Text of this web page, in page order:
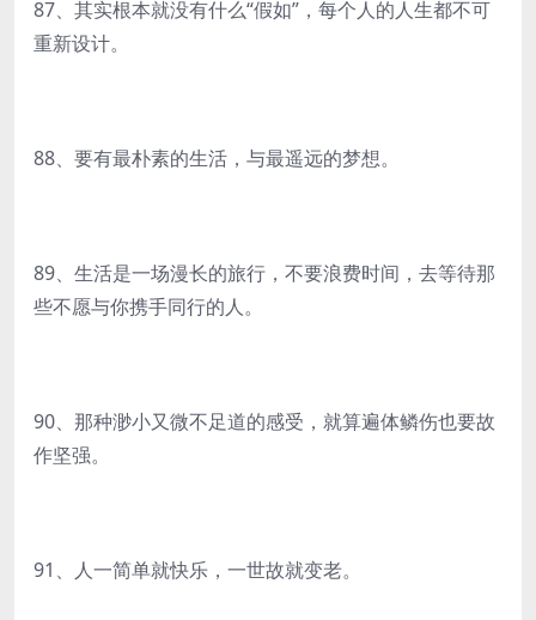
87、其实根本就没有什么“假如”，每个人的人生都不可
重新设计。
88、要有最朴素的生活，与最遥远的梦想。
89、生活是一场漫长的旅行，不要浪费时间，去等待那
些不愿与你携手同行的人。
90、那种渺小又微不足道的感受，就算遍体鳞伤也要故
作坚强。
91、人一简单就快乐，一世故就变老。